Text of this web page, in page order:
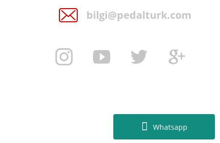
Whatsapp
bilgi@pedalturk.com